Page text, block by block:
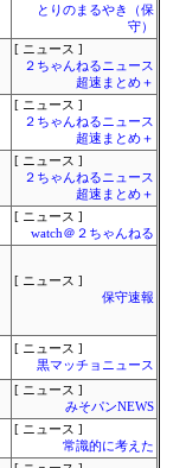
とりのまるやき（保
守）
[ ニュース ]
２ちゃんねるニュース
超速まとめ＋
[ ニュース ]
２ちゃんねるニュース
超速まとめ＋
[ ニュース ]
２ちゃんねるニュース
超速まとめ＋
[ ニュース ]
watch＠２ちゃんねる
[ ニュース ]
保守速報
[ ニュース ]
黒マッチョニュース
[ ニュース ]
みそパンNEWS
[ ニュース ]
常識的に考えた